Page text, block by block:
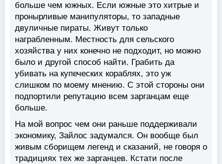
больше чем южных. Если южные это хитрые и
пронырливые манипуляторы, то западные
двуличные пираты. Живут только
награбленным. Местность для сельского
хозяйства у них конечно не подходит, но можно
было и другой способ найти. Грабить да
убивать на купеческих кораблях, это уж
слишком по моему мнению. С этой стороны они
подпортили репутацию всем зарганцам еще
больше.
На мой вопрос чем они раньше поддерживали
экономику, Зайлос задумался. Он вообще был
живым сборищем легенд и сказаний, не говоря о
традициях тех же зарганцев. Кстати после